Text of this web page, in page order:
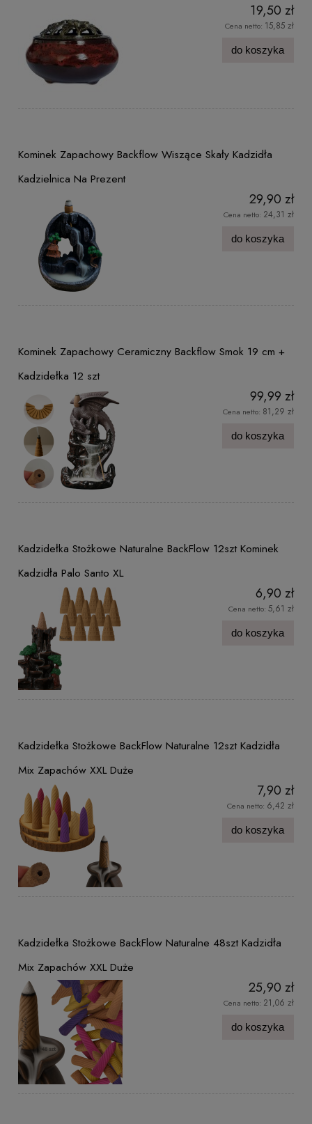
19,50 zł
Cena netto: 15,85 zł
do koszyka
Kominek Zapachowy Backflow Wiszące Skały Kadzidła
Kadzielnica Na Prezent
29,90 zł
Cena netto: 24,31 zł
do koszyka
Kominek Zapachowy Ceramiczny Backflow Smok 19 cm +
Kadzidełka 12 szt
99,99 zł
Cena netto: 81,29 zł
do koszyka
Kadzidełka Stożkowe Naturalne BackFlow 12szt Kominek
Kadzidła Palo Santo XL
6,90 zł
Cena netto: 5,61 zł
do koszyka
Kadzidełka Stożkowe BackFlow Naturalne 12szt Kadzidła
Mix Zapachów XXL Duże
7,90 zł
Cena netto: 6,42 zł
do koszyka
Kadzidełka Stożkowe BackFlow Naturalne 48szt Kadzidła
Mix Zapachów XXL Duże
25,90 zł
Cena netto: 21,06 zł
do koszyka